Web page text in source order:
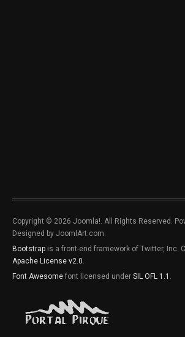
Copyright © 2026 Joomla!. All Rights Reserved.
Designed by JoomlArt.com.
Bootstrap is a front-end framework of Twitter, Inc.
Apache License v2.0.
Font Awesome font licensed under SIL OFL 1.1 .